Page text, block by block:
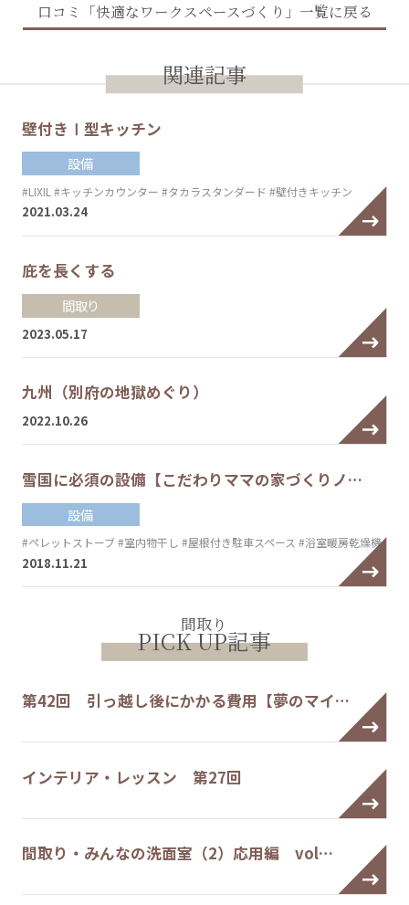
口コミ「快適なワークスペースづくり」一覧に戻る
関連記事
壁付きⅠ型キッチン
設備
#LIXIL #キッチンカウンター #タカラスタンダード #壁付きキッチン
2021.03.24
庇を長くする
間取り
2023.05.17
九州（別府の地獄めぐり）
2022.10.26
雪国に必須の設備【こだわりママの家づくりノ…
設備
#ペレットストーブ#室内物干し #屋根付き駐車スペース #浴室暖房乾燥機
2018.11.21
間取り
PICK UP記事
第42回 引っ越し後にかかる費用【夢のマイ…
インテリア・レッスン 第27回
間取り・みんなの洗面室（2）応用編 vol…